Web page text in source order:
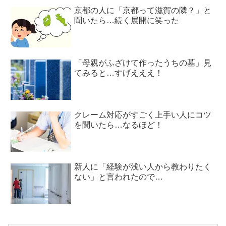
京都の人に「京都って滋賀の隣？」と
聞いたら…続く展開に笑った
「母親がふざけて作ったうちの墓」見
てみると…すげえええ！
クレーム対応がすごく上手い人にコツ
を聞いたら…なるほど！
新人に「経験が浅い人から教わりたく
ない」と言われたので…